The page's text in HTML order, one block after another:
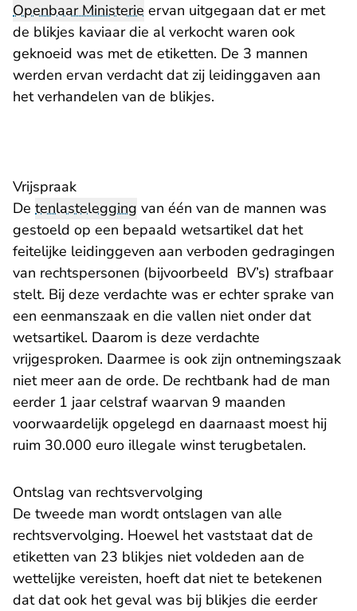
Openbaar Ministerie ervan uitgegaan dat er met
de blikjes kaviaar die al verkocht waren ook
geknoeid was met de etiketten. De 3 mannen
werden ervan verdacht dat zij leidinggaven aan
het verhandelen van de blikjes.
Vrijspraak
De tenlastelegging van één van de mannen was
gestoeld op een bepaald wetsartikel dat het
feitelijke leidinggeven aan verboden gedragingen
van rechtspersonen (bijvoorbeeld BV’s) strafbaar
stelt. Bij deze verdachte was er echter sprake van
een eenmanszaak en die vallen niet onder dat
wetsartikel. Daarom is deze verdachte
vrijgesproken. Daarmee is ook zijn ontnemingszaak
niet meer aan de orde. De rechtbank had de man
eerder 1 jaar celstraf waarvan 9 maanden
voorwaardelijk opgelegd en daarnaast moest hij
ruim 30.000 euro illegale winst terugbetalen.
Ontslag van rechtsvervolging
De tweede man wordt ontslagen van alle
rechtsvervolging. Hoewel het vaststaat dat de
etiketten van 23 blikjes niet voldeden aan de
wettelijke vereisten, hoeft dat niet te betekenen
dat dat ook het geval was bij blikjes die eerder